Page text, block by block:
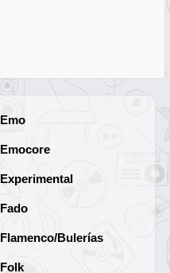
Emo
Emocore
Experimental
Fado
Flamenco/Bulerías
Folk